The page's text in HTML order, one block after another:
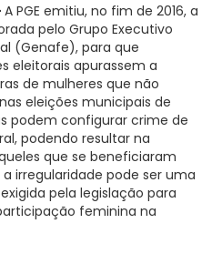
A PGE emitiu, no fim de 2016, a
pelo Grupo Executivo
(Genafe), para que
eleitorais apurassem a
de mulheres que não
eleições municipais de
podem configurar crime de
podendo resultar na
que se beneficiaram
irregularidade pode ser uma
pela legislação para
feminina na